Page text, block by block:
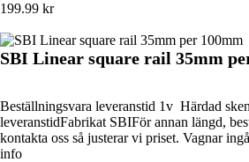
199.99 kr
SBI Linear square rail 35mm
Beställningsvara leveranstid 1v Härdad
leveranstidFabrikat SBIFör annan längd,
kontakta oss så justerar vi priset. Vagnar
info